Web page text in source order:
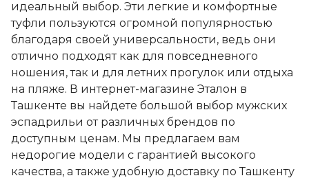
идеальный выбор. Эти легкие и комфортные
туфли пользуются огромной популярностью
благодаря своей универсальности, ведь они
отлично подходят как для повседневного
ношения, так и для летних прогулок или отдыха
на пляже. В интернет-магазине Эталон в
Ташкенте вы найдете большой выбор мужских
эспадрильи от различных брендов по
доступным ценам. Мы предлагаем вам
недорогие модели с гарантией высокого
качества, а также удобную доставку по Ташкенту